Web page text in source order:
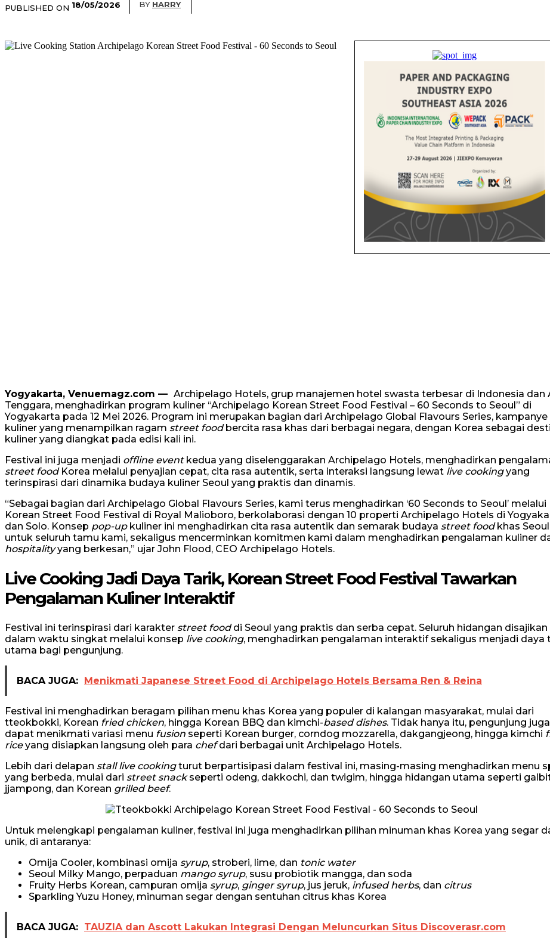
PUBLISHED ON 18/05/2026 BY HARRY
Yogyakarta, Venuemagz.com — Archipelago Hotels, grup manajemen hotel swasta terbesar di Indonesia dan
Tenggara, menghadirkan program kuliner “Archipelago Korean Street Food Festival – 60 Seconds to Seoul” di
Yogyakarta pada 12 Mei 2026. Program ini merupakan bagian dari Archipelago Global Flavours Series, kampanye
kuliner yang menampilkan ragam street foodbercita rasa khas dari berbagai negara, dengan Korea sebagai
kuliner yang diangkat pada edisi kali ini.
Festival ini juga menjadi offline eventkedua yang diselenggarakan Archipelago Hotels, menghadirkan
street foodKorea melalui penyajian cepat, cita rasa autentik, serta interaksi langsung lewat live cookingyang
terinspirasi dari dinamika budaya kuliner Seoul yang praktis dan dinamis.
“Sebagai bagian dari Archipelago Global Flavours Series, kami terus menghadirkan ‘60 Seconds to Seoul’ melalui
Korean Street Food Festival di Royal Malioboro, berkolaborasi dengan 10 properti Archipelago Hotels di
dan Solo. Konsep pop-upkuliner ini menghadirkan cita rasa autentik dan semarak budaya street food khas Seoul
untuk seluruh tamu kami, sekaligus mencerminkan komitmen kami dalam menghadirkan pengalaman kuliner
hospitalityyang berkesan,” ujar John Flood, CEO Archipelago Hotels.
Live Cooking Jadi Daya Tarik, Korean Street Food Festival Tawarkan
Pengalaman Kuliner Interaktif
Festival ini terinspirasi dari karakter street fooddi Seoul yang praktis dan serba cepat. Seluruh hidangan disajikan
dalam waktu singkat melalui konsep live cooking, menghadirkan pengalaman interaktif sekaligus menjadi daya
utama bagi pengunjung.
BACA JUGA: Menikmati Japanese Street Food di Archipelago Hotels Bersama Ren & Reina
Festival ini menghadirkan beragam pilihan menu khas Korea yang populer di kalangan masyarakat, mulai dari
tteokbokki, Korean fried chicken, hingga Korean BBQ dan kimchi-based dishes. Tidak hanya itu, pengunjung juga
dapat menikmati variasi menu fusion seperti Korean burger, corndog mozzarella, dakgangjeong, hingga kimchi
riceyang disiapkan langsung oleh para chefdari berbagai unit Archipelago Hotels.
Lebih dari delapan stall live cookingturut berpartisipasi dalam festival ini, masing-masing menghadirkan menu
yang berbeda, mulai dari street snackseperti odeng, dakkochi, dan twigim, hingga hidangan utama seperti
jjampong, dan Korean grilled beef.
Untuk melengkapi pengalaman kuliner, festival ini juga menghadirkan pilihan minuman khas Korea yang segar
unik, di antaranya:
Omija Cooler, kombinasi omija syrup, stroberi, lime, dan tonic water
Seoul Milky Mango, perpaduan mango syrup, susu probiotik mangga, dan soda
Fruity Herbs Korean, campuran omija syrup, ginger syrup, jus jeruk, infused herbs, dan citrus
Sparkling Yuzu Honey, minuman segar dengan sentuhan citrus khas Korea
BACA JUGA: TAUZIA dan Ascott Lakukan Integrasi Dengan Meluncurkan Situs Discoverasr.com